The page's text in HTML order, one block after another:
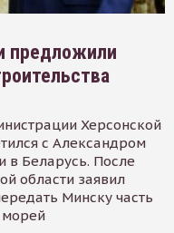
предложили
Херсонской
с Александром
в Беларусь. После
области заявил
Минску часть
морей